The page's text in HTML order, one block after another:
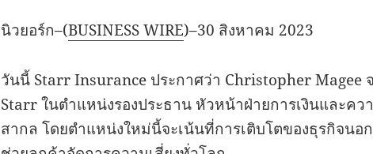
นิวยอร์ก–(BUSINESS WIRE)–30 สิงหาคม 2023
วันนี้ Starr Insurance ประกาศว่า Christopher Magee
Starr ในตำแหน่งรองประธาน หัวหน้าฝ่ายการเงินและค
สากล โดยตำแหน่งใหม่นี้จะเน้นที่การเติบโตของธุรกิจนอ